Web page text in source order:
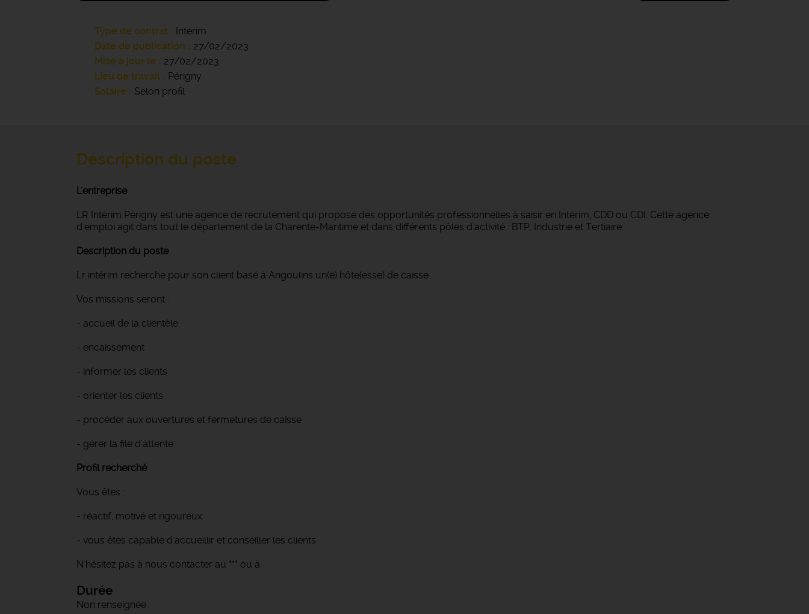
Type de contrat
Intérim
Date de publication
27/02/2023
Mise à jour le
27/02/2023
Lieu de travail
Périgny
Salaire
Selon profil
Description du poste
L'entreprise
LR Intérim Périgny est une agence de recrutement qui propose des opportunités professionnelles à saisir en Intérim, CDD ou CDI. Cette agence
d'emploi agit dans tout le département de la Charente-Maritime et dans différents pôles d'activité : BTP, Industrie et Tertiaire.
Description du poste
Lr intérim recherche pour son client basé à Angoulins un(e) hôte(esse) de caisse
Vos missions seront :
- accueil de la clientèle
- encaissement
- informer les clients
- orienter les clients
- procéder aux ouvertures et fermetures de caisse
- gérer la file d'attente
Profil recherché
Vous êtes :
- réactif, motivé et rigoureux
- vous êtes capable d'accueillir et conseiller les clients
N'hésitez pas à nous contacter au *** ou à
Durée
Non renseignée